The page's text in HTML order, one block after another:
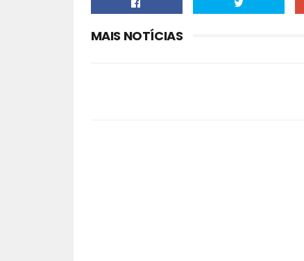
MAIS NOTÍCIAS